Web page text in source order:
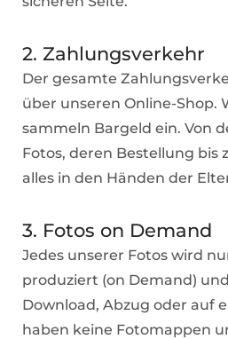
2. Zahlungsverkehr
Der gesamte
über unseren Online-Shop.
sammeln Bargeld ein. Von
Fotos, deren Bestellung bis
alles in den Händen der
3. Fotos on Demand
Jedes unserer Fotos wird
produziert (on Demand)
Download, Abzug oder auf
haben keine Fotomappen